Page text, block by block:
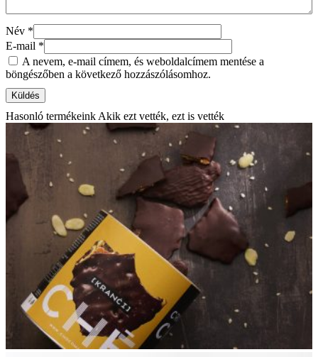
Név *
E-mail *
A nevem, e-mail címem, és weboldalcímem mentése a
böngészőben a következő hozzászólásomhoz.
Hasonló termékeink Akik ezt vették, ezt is vették